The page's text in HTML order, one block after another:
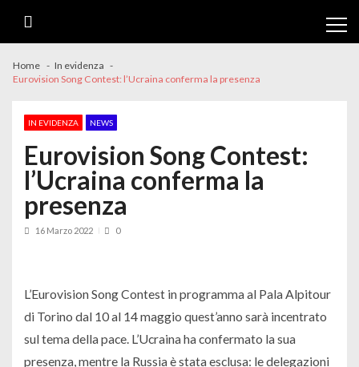
Home
In evidenza
Eurovision Song Contest: l’Ucraina conferma la presenza
IN EVIDENZA NEWS
Eurovision Song Contest:
l’Ucraina conferma la
presenza
16 Marzo 2022 0
L’Eurovision Song Contest in programma al Pala Alpitour
di Torino dal 10 al 14 maggio quest’anno sarà incentrato
sul tema della pace. L’Ucraina ha confermato la sua
presenza, mentre la Russia è stata esclusa: le delegazioni